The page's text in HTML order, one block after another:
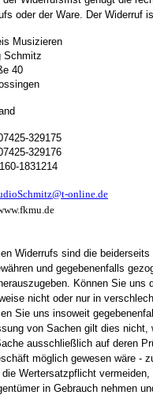
oder der Ware. Der Widerruf
Musizieren
Schmitz
40
329175
329176
1831214
online.de
Widerrufs sind die beiderseits
und gegebenenfalls
Können Sie uns
nicht oder nur in
Sie uns insoweit
von Sachen gilt dies nicht,
ausschließlich auf deren
möglich gewesen wäre -
die Wertersatzpflicht
in Gebrauch nehmen